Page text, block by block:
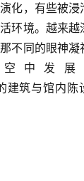
化，有些被浸
环境。越来越
不同的眼神凝
中发展
建筑与馆内陈